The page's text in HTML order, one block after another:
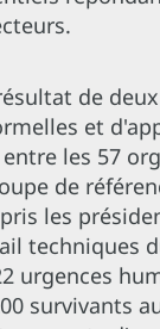
de
et
les 57
de
les
techniques
urgences
survivants